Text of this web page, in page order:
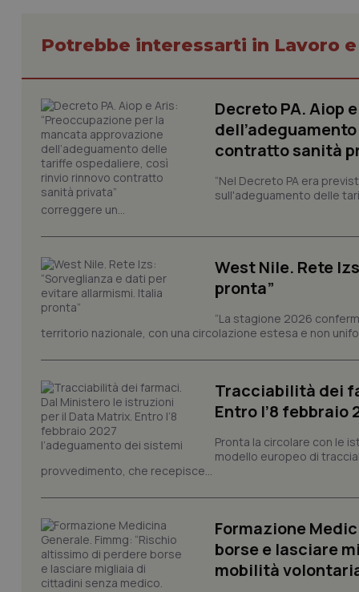
Potrebbe interessarti in Lavoro
Decreto PA. Aiop
contratto sanità
“Nel Decreto PA era
sull'adeguamento delle
correggere un...
West Nile. Rete
pronta”
“La stagione 2026
territorio nazionale, con una circolazione estesa e non
Tracciabilità dei
Entro l’8 febbraio
Pronta la circolare con le
modello europeo di
provvedimento, che recepisce...
Formazione
borse e lasciare
mobilità
I cookie necessari
e l'accesso alle
tracking-sites-
tracking-sites-
session-id